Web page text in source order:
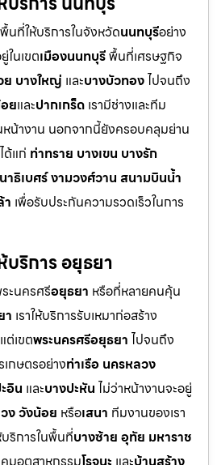
นที่ให้บริการในจังหวัดนนทบุรีอย่าง
นเขตเมืองนนทบุรีพื้นที่เศรษฐกิจ
ย บางใหญ่ และบางบัวทองไปจนถึง
ยและปากเกร็ด เรามีช่างและทีม
หน้างาน นอกจากนี้ยังครอบคลุมย่าน
ด้แก่ ท่าทราย บางเขน บางรัก
ธิเบศร์ งามวงศ์วาน สนามบินน้ำ
า เพื่อรับประกันความรวดเร็วในการ
ริการ อยุธยา
ะนครศรีอยุธยา หรือที่หลายคนคุ้น
า เราให้บริการรับเหมาก่อสร้าง
ต่เขตพระนครศรีอยุธยา ไปจนถึง
กษตรอย่างท่าเรือ นครหลวง
อิน และบางปะหัน ไม่ว่าหน้างานจะอยู่
ง วังน้อย หรือเสนา ทีมงานของเรา
ริการในพื้นที่บางซ้าย อุทัย มหาราช